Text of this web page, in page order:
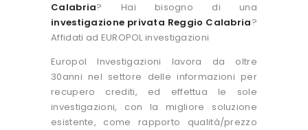
Calabria? Hai bisogno di una
investigazione privata Reggio Calabria?
Affidati ad EUROPOL investigazioni
Europol Investigazioni lavora da oltre
30anni nel settore delle informazioni per
recupero crediti, ed effettua le sole
investigazioni, con la migliore soluzione
esistente, come rapporto qualità/prezzo